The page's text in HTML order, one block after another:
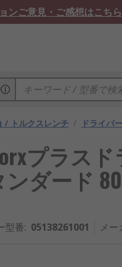
ンご意見・ご感想はこちら
/ トルクスレンチ / ドライバー
プラス
ダード
型番: 05138261001 メ